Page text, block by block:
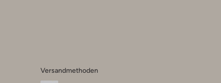
Versandmethoden